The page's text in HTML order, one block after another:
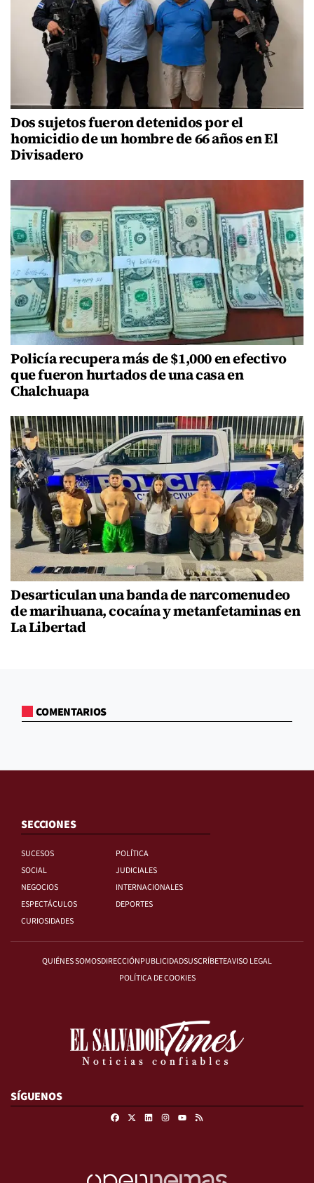
Dos sujetos fueron detenidos por el
homicidio de un hombre de 66 años en El
Divisadero
Policía recupera más de $1,000 en efectivo
que fueron hurtados de una casa en
Chalchuapa
Desarticulan una banda de narcomenudeo
de marihuana, cocaína y metanfetaminas en
La Libertad
COMENTARIOS
SECCIONES
SUCESOS
POLÍTICA
SOCIAL
JUDICIALES
NEGOCIOS
INTERNACIONALES
ESPECTÁCULOS
DEPORTES
CURIOSIDADES
QUIÉNES SOMOSDIRECCIÓNPUBLICIDADSUSCRÍBETEAVISO LEGAL
POLÍTICA DE COOKIES
SÍGUENOS
FacebookLinkedinInstagram